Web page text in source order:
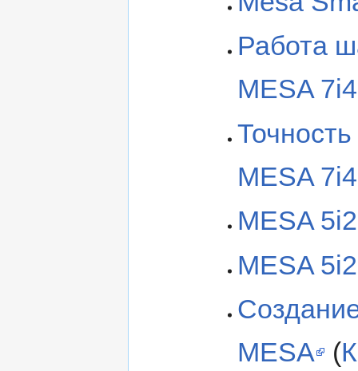
Работа
MESA
MESA
MESA
MESA
MESA
(